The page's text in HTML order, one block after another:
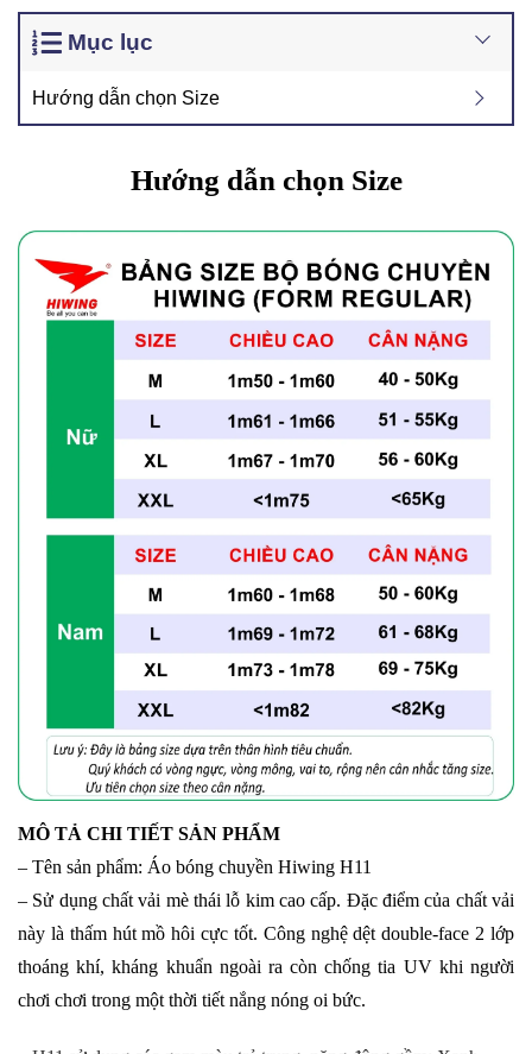
Mục lục
Hướng dẫn chọn Size
Hướng dẫn chọn Size
MÔ TẢ CHI TIẾT SẢN PHẨM
– Tên sản phẩm: Áo bóng chuyền Hiwing H11
– Sử dụng chất vải mè thái lỗ kim cao cấp. Đặc điểm của chất vải
này là thấm hút mồ hôi cực tốt. Công nghệ dệt double-face 2 lớp
thoáng khí, kháng khuẩn ngoài ra còn chống tia UV khi người
chơi chơi trong một thời tiết nắng nóng oi bức.